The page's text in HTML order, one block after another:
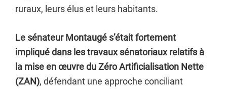
ruraux, leurs élus et leurs habitants.
Le sénateur Montaugé s’était fortement
impliqué dans les travaux sénatoriaux relatifs à
la mise en œuvre du Zéro Artificialisation Nette
(ZAN), défendant une approche conciliant